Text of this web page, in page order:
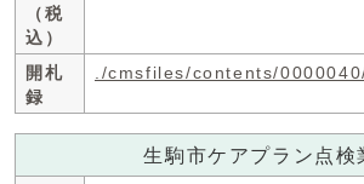
（税
込）
開札
録
./cmsfiles/contents/
生駒市ケアプラン点検